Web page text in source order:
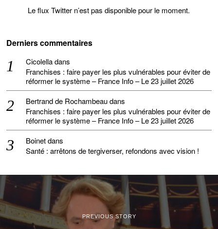
Le flux Twitter n’est pas disponible pour le moment.
Derniers commentaires
Cicolelladans
Franchises : faire payer les plus vulnérables pour éviter de
réformer le système – France Info – Le 23 juillet 2026
Bertrand de Rochambeaudans
Franchises : faire payer les plus vulnérables pour éviter de
réformer le système – France Info – Le 23 juillet 2026
Boinetdans
Santé : arrêtons de tergiverser, refondons avec vision !
PREVIOUS STORY